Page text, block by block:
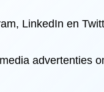
LinkedIn en
advertenties